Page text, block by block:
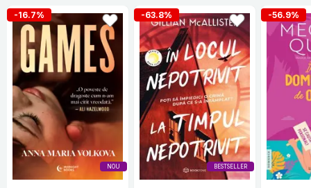
NOU
-16.7%
BESTSELLER
-63.8% -56.9%